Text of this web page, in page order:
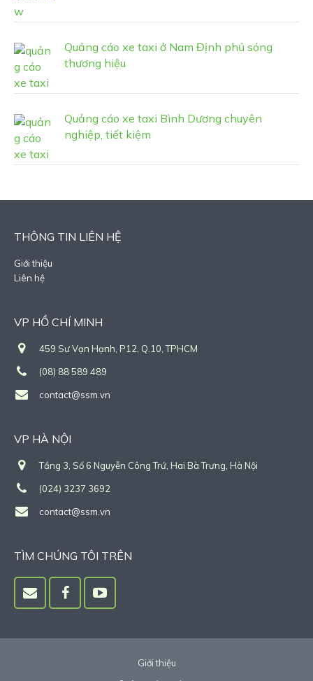
Quảng cáo xe taxi ở Nam Định phủ sóng
thương hiệu
Quảng cáo xe taxi Bình Dương chuyên
nghiệp, tiết kiệm
THÔNG TIN LIÊN HỆ
Giới thiệu
Liên hệ
VP HỒ CHÍ MINH
459 Sư Vạn Hạnh, P12, Q.10, TPHCM
(08) 88 589 489
contact@ssm.vn
VP HÀ NỘI
Tầng 3, Số 6 Nguyễn Công Trứ, Hai Bà Trưng, Hà Nội
(024) 3237 3692
contact@ssm.vn
TÌM CHÚNG TÔI TRÊN
Giới thiệu